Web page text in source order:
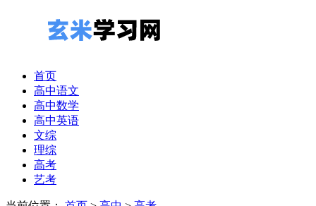
首页
高中语文
高中数学
高中英语
文综
理综
高考
艺考